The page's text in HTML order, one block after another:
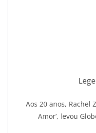
Aos 20 anos, Rachel
Amor’, levou